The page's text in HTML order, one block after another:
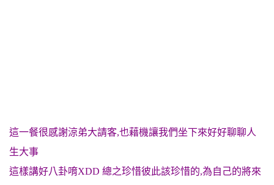
這一餐很感謝涼弟大請客,也藉機讓我們坐下來好好聊聊人
生大事
這樣講好八卦唷XDD 總之珍惜彼此該珍惜的,為自己的將來